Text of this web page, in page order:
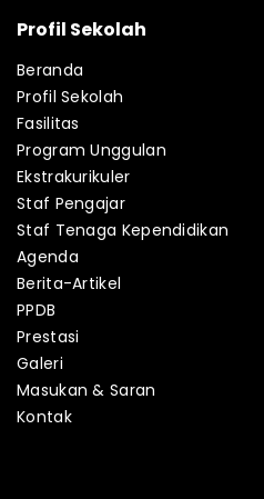
Profil Sekolah
Beranda
Profil Sekolah
Fasilitas
Program Unggulan
Ekstrakurikuler
Staf Pengajar
Staf Tenaga Kependidikan
Agenda
Berita-Artikel
PPDB
Prestasi
Galeri
Masukan & Saran
Kontak